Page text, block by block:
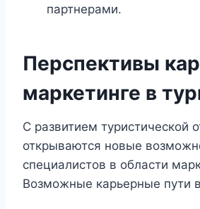
партнерами.
Перспективы
маркетинге в
С развитием туристической
открываются новые
специалистов в области
Возможные карьерные пути